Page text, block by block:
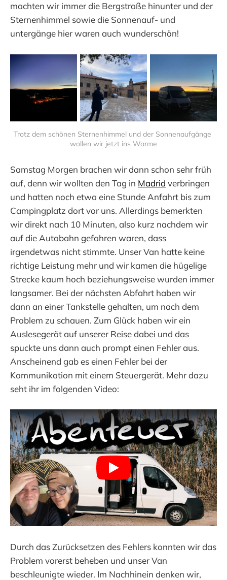
machten wir immer die Bergstraße hinunter und der
Sternenhimmel sowie die Sonnenauf- und
untergänge hier waren auch wunderschön!
Trotz dem schönen Sternenhimmel und der Sonnenaufgänge
wollen wir jetzt ins Warme
Samstag Morgen brachen wir dann schon sehr früh
auf, denn wir wollten den Tag in Madrid verbringen
und hatten noch etwa eine Stunde Anfahrt bis zum
Campingplatz dort vor uns. Allerdings bemerkten
wir direkt nach 10 Minuten, also kurz nachdem wir
auf die Autobahn gefahren waren, dass
irgendetwas nicht stimmte. Unser Van hatte keine
richtige Leistung mehr und wir kamen die hügelige
Strecke kaum hoch beziehungsweise wurden immer
langsamer. Bei der nächsten Abfahrt haben wir
dann an einer Tankstelle gehalten, um nach dem
Problem zu schauen. Zum Glück haben wir ein
Auslesegerät auf unserer Reise dabei und das
spuckte uns dann auch prompt einen Fehler aus.
Anscheinend gab es einen Fehler bei der
Kommunikation mit einem Steuergerät. Mehr dazu
seht ihr im folgenden Video:
Durch das Zurücksetzen des Fehlers konnten wir das
Problem vorerst beheben und unser Van
beschleunigte wieder. Im Nachhinein denken wir,